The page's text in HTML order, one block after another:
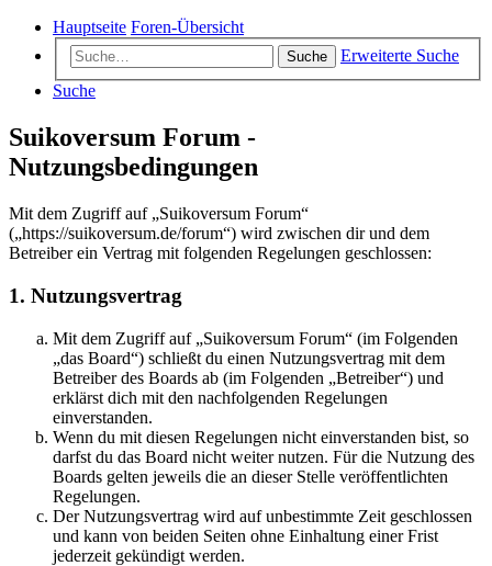
Hauptseite Foren-Übersicht
Suche
Erweiterte Suche
Suche
Suikoversum Forum -
Nutzungsbedingungen
Mit dem Zugriff auf „Suikoversum Forum“
(„https://suikoversum.de/forum“) wird zwischen dir und dem
Betreiber ein Vertrag mit folgenden Regelungen geschlossen:
1. Nutzungsvertrag
Mit dem Zugriff auf „Suikoversum Forum“ (im Folgenden
„das Board“) schließt du einen Nutzungsvertrag mit dem
Betreiber des Boards ab (im Folgenden „Betreiber“) und
erklärst dich mit den nachfolgenden Regelungen
einverstanden.
Wenn du mit diesen Regelungen nicht einverstanden bist, so
darfst du das Board nicht weiter nutzen. Für die Nutzung des
Boards gelten jeweils die an dieser Stelle veröffentlichten
Regelungen.
Der Nutzungsvertrag wird auf unbestimmte Zeit geschlossen
und kann von beiden Seiten ohne Einhaltung einer Frist
jederzeit gekündigt werden.